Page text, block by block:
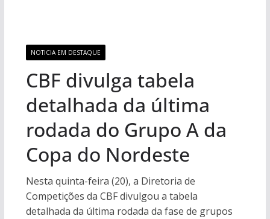
NOTICIA EM DESTAQUE
CBF divulga tabela
detalhada da última
rodada do Grupo A da
Copa do Nordeste
Nesta quinta-feira (20), a Diretoria de
Competições da CBF divulgou a tabela
detalhada da última rodada da fase de grupos